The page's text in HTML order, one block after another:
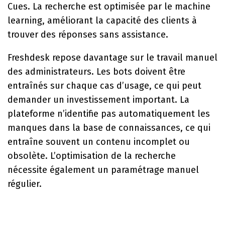
Cues. La recherche est optimisée par le machine
learning, améliorant la capacité des clients à
trouver des réponses sans assistance.
Freshdesk repose davantage sur le travail manuel
des administrateurs. Les bots doivent être
entraînés sur chaque cas d’usage, ce qui peut
demander un investissement important. La
plateforme n’identifie pas automatiquement les
manques dans la base de connaissances, ce qui
entraîne souvent un contenu incomplet ou
obsolète. L’optimisation de la recherche
nécessite également un paramétrage manuel
régulier.